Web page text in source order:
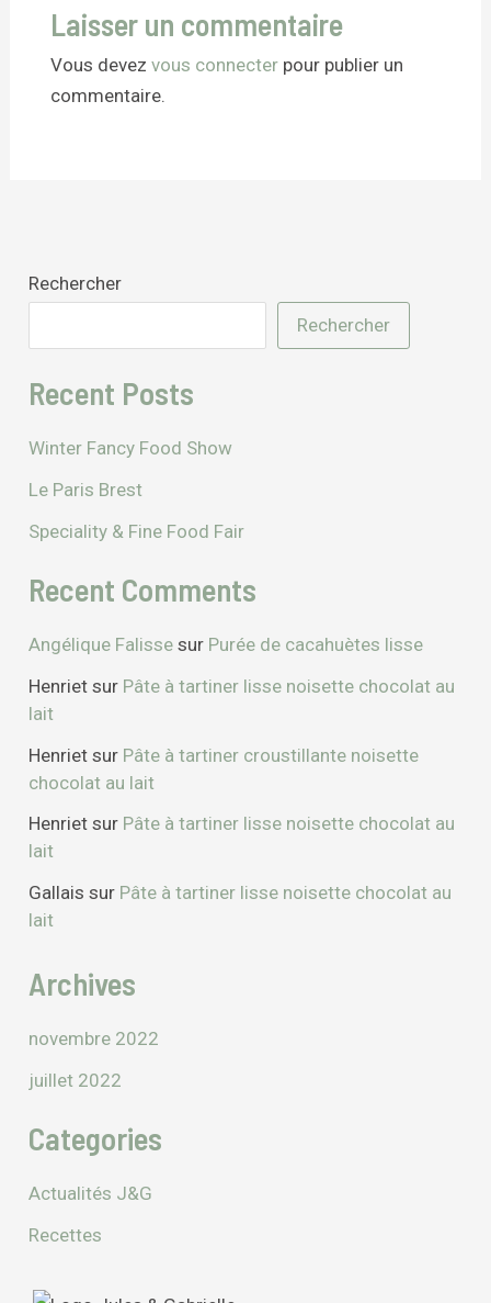
Laisser un commentaire
Vous devez vous connecterpour publier un
commentaire.
Rechercher
Rechercher
Recent Posts
Winter Fancy Food Show
Le Paris Brest
Speciality & Fine Food Fair
Recent Comments
Angélique Falisse sur Purée de cacahuètes lisse
Henriet sur Pâte à tartiner lisse noisette chocolat au
lait
Henriet sur Pâte à tartiner croustillante noisette
chocolat au lait
Henriet sur Pâte à tartiner lisse noisette chocolat au
lait
Gallais sur Pâte à tartiner lisse noisette chocolat au
lait
Archives
novembre 2022
juillet 2022
Categories
Actualités J&G
Recettes